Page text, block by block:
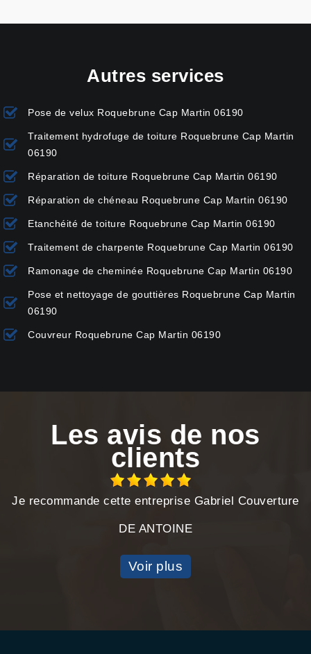
Autres services
Pose de velux Roquebrune Cap Martin 06190
Traitement hydrofuge de toiture Roquebrune Cap Martin
06190
Réparation de toiture Roquebrune Cap Martin 06190
Réparation de chéneau Roquebrune Cap Martin 06190
Etanchéité de toiture Roquebrune Cap Martin 06190
Traitement de charpente Roquebrune Cap Martin 06190
Ramonage de cheminée Roquebrune Cap Martin 06190
Pose et nettoyage de gouttières Roquebrune Cap Martin
06190
Couvreur Roquebrune Cap Martin 06190
Les avis de nos
clients
Je recommande cette entreprise Gabriel Couverture
DE ANTOINE
Voir plus